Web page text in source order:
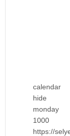
calendar
hide
monday
1000
https://